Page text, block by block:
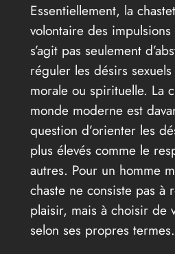
Essentiellement, la
volontaire des
s’agit pas seulement
réguler les désirs
morale ou spirituelle. La
monde moderne est
question d’orienter les
plus élevés comme le
autres. Pour un homme
chaste ne consiste pas à
plaisir, mais à choisir de
selon ses propres termes.